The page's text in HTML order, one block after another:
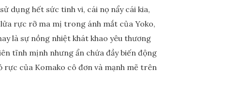
dụng hết sức tinh vi, cái nọ nẩy cái kia,
rực rỡ ma mị trong ánh mắt của Yoko,
là sự nồng nhiệt khát khao yêu thương
tĩnh mịnh nhưng ẩn chứa đầy biến động
rực của Komako cô đơn và mạnh mẽ trên